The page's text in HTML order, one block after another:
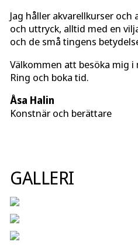
Jag håller akvarellkurser
och uttryck, alltid med en
och de små tingens
Välkommen att besöka mig i
Ring och boka tid.
Åsa Halin
Konstnär och berättare
GALLERI